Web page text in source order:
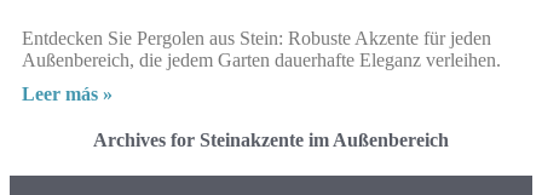
Entdecken Sie Pergolen aus Stein: Robuste Akzente für jeden
Außenbereich, die jedem Garten dauerhafte Eleganz verleihen.
Leer más »
Archives for Steinakzente im Außenbereich